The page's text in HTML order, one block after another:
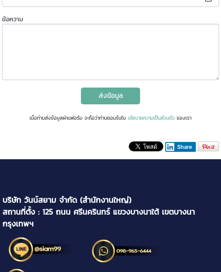
ข้อความ
ส่งข้อมูล
เมื่อท่านส่งข้อมูลผ่านฟอร์ม จะถือว่าท่านยอมรับใน นโยบายความเป็นส่วนตัว ของเรา
Share
บริษัท วันน์สยาม จำกัด (สำนักงานใหญ่)
สถานที่ตั้ง : 125 ถนน ศรีนครินทร์ แขวงบางนาใต้ เขตบางนา
กรุงเทพฯ